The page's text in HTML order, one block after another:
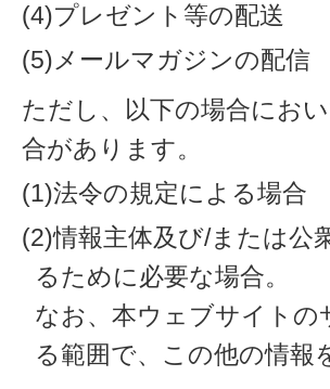
(4)プレゼント等の配送
(5)メールマガジンの配信
ただし、以下の場合にお
合があります。
(1)法令の規定による場合
(2)情報主体及び/または公
るために必要な場合。
なお、本ウェブサイトの
る範囲で、この他の情報